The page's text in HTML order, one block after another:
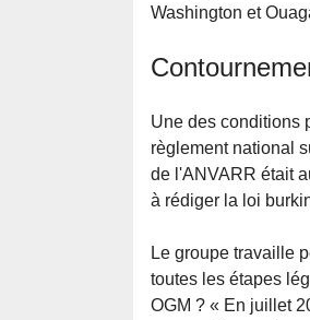
Washington et
Une des conditions
règlement national
de l'ANVARR était
à rédiger la loi
Le groupe travaille
toutes les étapes
OGM ? « En juillet